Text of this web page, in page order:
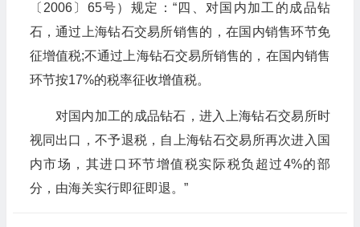
〔2006〕65号）规定：“四、对国内加工的成品钻
石，通过上海钻石交易所销售的，在国内销售环节免
征增值税;不通过上海钻石交易所销售的，在国内销售
环节按17%的税率征收增值税。
对国内加工的成品钻石，进入上海钻石交易所时
视同出口，不予退税，自上海钻石交易所再次进入国
内市场，其进口环节增值税实际税负超过4%的部
分，由海关实行即征即退。”